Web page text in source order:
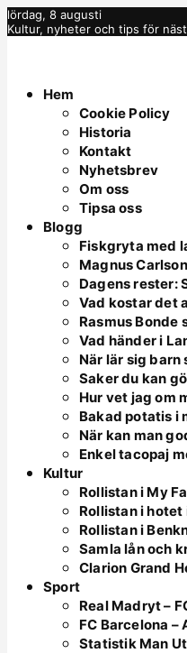
lördag, 8 augusti
Kultur, nyheter och tips för
Hem
Cookie Policy
Historia
Kontakt
Nyhetsbrev
Om oss
Tipsa oss
Blogg
Fiskgryta med
Magnus
Dagens rester:
Vad kostar det
Rasmus Bonde
Vad händer i
När lär sig
Saker du kan
Hur vet jag om
Bakad potatis i
När kan man
Enkel tacopaj
Kultur
Rollistan i My
Rollistan i hotet
Rollistan i
Samla lån och
Clarion Grand
Sport
Real Madryt –
FC Barcelona
Statistik Man